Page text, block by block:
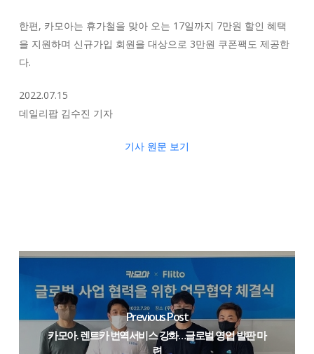
한편, 카모아는 휴가철을 맞아 오는 17일까지 7만원 할인 혜택
을 지원하며 신규가입 회원을 대상으로 3만원 쿠폰팩도 제공한
다.
2022.07.15
데일리팝 김수진 기자
기사 원문 보기
Previous Post
카모아. 렌트카 번역서비스 강화…글로벌 영업 발판 마
련